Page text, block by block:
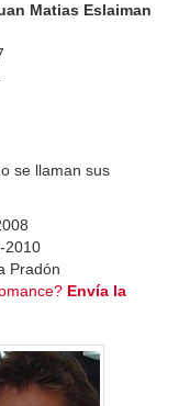
Matias Eslaiman
se llaman sus
2010
Pradón
Envía la